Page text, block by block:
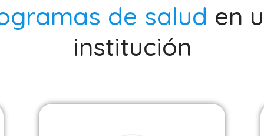
de salud en
institución